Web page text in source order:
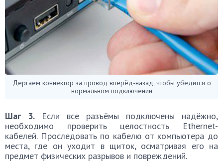
Дергаем коннектор за провод вперёд-назад, чтобы убедится о
нормальном подключении
Шаг 3. Если все разъёмы подключены надёжно,
необходимо проверить целостность Ethernet-
кабелей. Проследовать по кабелю от компьютера до
места, где он уходит в щиток, осматривая его на
предмет физических разрывов и повреждений.